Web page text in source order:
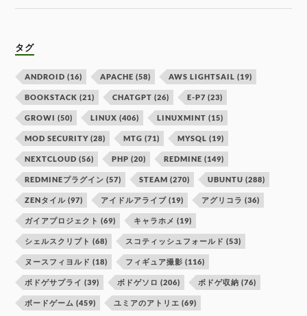
タグ
ANDROID (16) APACHE (58) AWS LIGHTSAIL (19)
BOOKSTACK (21) CHATGPT (26) E-P7 (23)
GROWI (50) LINUX (406) LINUXMINT (15)
MOD SECURITY (28) MTG (71) MYSQL (19)
NEXTCLOUD (56) PHP (20) REDMINE (149)
REDMINEプラグイン (57) STEAM (270) UBUNTU (288)
ZENタイル (97) アイドルアライブ (19) アグリコラ (36)
ガイアプロジェクト (69) キャラホメ (19)
シェルスクリプト (68) スコティッシュフォールド (53)
ヌースフィヨルド (18) フィギュア撮影 (116)
ボドゲサプライ (39) ボドゲソロ (206) ボドゲ収納 (76)
ボードゲーム (459) ユミアのアトリエ (69)